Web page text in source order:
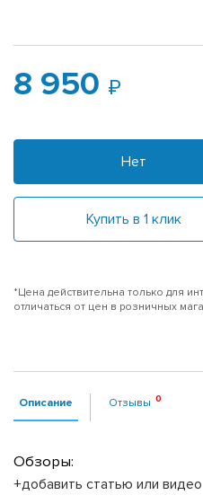
8 950
Нет
Купить в 1 клик
*Цена действительна только для
отличаться от цен в розничных
Описание Отзывы
Обзоры:
+добавить статью или видео